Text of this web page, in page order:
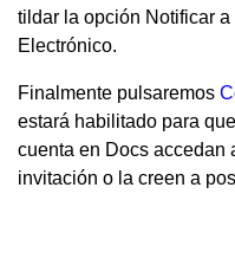
tildar la opción Notificar
Electrónico.
Finalmente pulsaremos
estará habilitado para
cuenta en Docs accedan
invitación o la creen a